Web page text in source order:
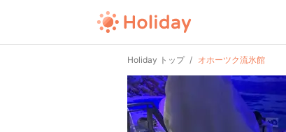
Holiday トップ オホーツク流氷館